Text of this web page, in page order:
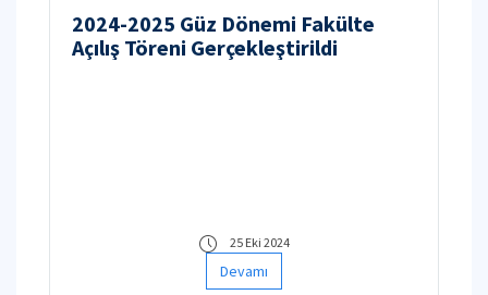
2024-2025 Güz Dönemi Fakülte
Açılış Töreni Gerçekleştirildi
25 Eki 2024
Devamı